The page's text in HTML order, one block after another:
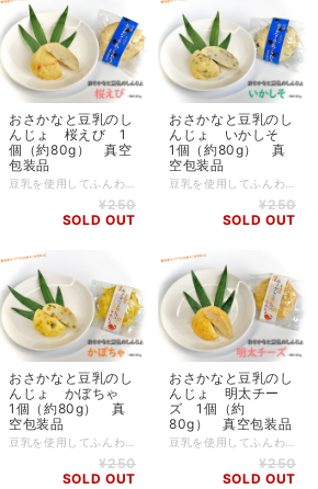
おさかなと豆乳のし
んじょ 桜えび 1
個（約80g） 真空
包装品
¥250
SOLD OUT
おさかなと豆乳のし
んじょ いかしそ
1個（約80g） 真
空包装品
¥250
SOLD OUT
おさかなと豆乳のし
んじょ かぼちゃ
1個（約80g） 真
空包装品
¥250
SOLD OUT
おさかなと豆乳のし
んじょ 明太チー
ズ 1個（約
80g） 真空包装品
¥250
SOLD OUT